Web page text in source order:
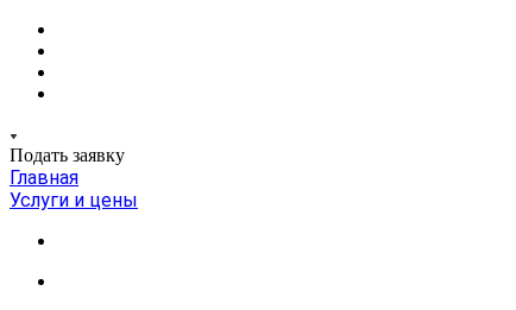
Подать заявку
Главная
Услуги и цены